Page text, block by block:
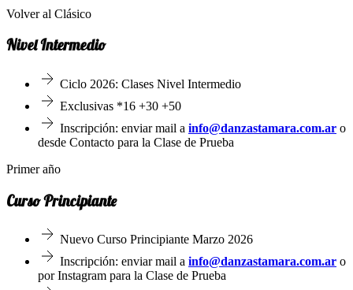
Volver al Clásico
Nivel Intermedio
Ciclo 2026: Clases Nivel Intermedio
Exclusivas *16 +30 +50
Inscripción: enviar mail a info@danzastamara.com.ar o
desde Contacto para la Clase de Prueba
Primer año
Curso Principiante
Nuevo Curso Principiante Marzo 2026
Inscripción: enviar mail a info@danzastamara.com.ar o
por Instagram para la Clase de Prueba